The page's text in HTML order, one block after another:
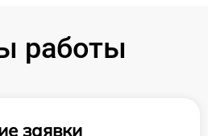
работы
заявки